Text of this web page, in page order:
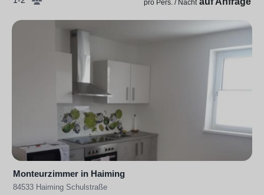
pro Pers. / Nacht
Monteurzimmer in Haiming
84533 Haiming Schulstraße